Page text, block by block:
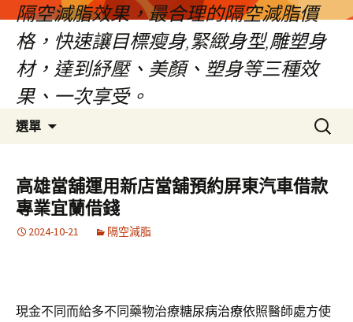
隔空減脂效果，最合理的隔空減脂價
格，快速讓目標瘦身,緊緻身型,雕塑身
材，達到紓壓、美顏、塑身等三種效
果、一次享受。
選單
容
搜
尋
鍵
字:
高雄當舖運用新店當舖預約屏東汽車借款
專業宜蘭借錢
2024-10-21 隔空減脂
現金不同而給多不同藥物治療糖尿病治療依照醫師處方使